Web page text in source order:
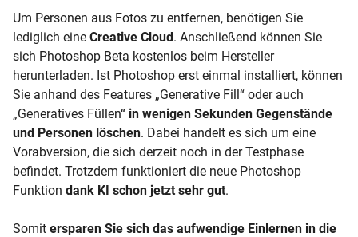
Um Personen aus Fotos zu entfernen, benötigen Sie
lediglich eine Creative Cloud. Anschließend können Sie
sich Photoshop Beta kostenlos beim Hersteller
herunterladen. Ist Photoshop erst einmal installiert, können
Sie anhand des Features „Generative Fill“ oder auch
„Generatives Füllen“ in wenigen Sekunden Gegenstände
und Personen löschen. Dabei handelt es sich um eine
Vorabversion, die sich derzeit noch in der Testphase
befindet. Trotzdem funktioniert die neue Photoshop
Funktion dank KI schon jetzt sehr gut.
Somit ersparen Sie sich das aufwendige Einlernen in die